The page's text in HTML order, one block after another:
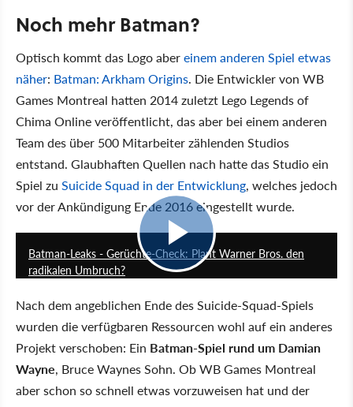
Noch mehr Batman?
Optisch kommt das Logo abereinem anderen Spiel etwas
näher: Batman: Arkham Origins. Die Entwickler von WB
Games Montreal hatten 2014 zuletzt Lego Legends of
Chima Online veröffentlicht, das aber bei einem anderen
Team des über 500 Mitarbeiter zählenden Studios
entstand. Glaubhaften Quellen nach hatte das Studio ein
Spiel zu Suicide Squad in der Entwicklung, welches jedoch
vor der Ankündigung Ende 2016 eingestellt wurde.
Batman-Leaks - Gerüchte-Check: Plant Warner Bros. den
radikalen Umbruch?
Nach dem angeblichen Ende des Suicide-Squad-Spiels
wurden die verfügbaren Ressourcen wohl auf ein anderes
Projekt verschoben: Ein Batman-Spiel rund um Damian
Wayne, Bruce Waynes Sohn. Ob WB Games Montreal
aber schon so schnell etwas vorzuweisen hat und der